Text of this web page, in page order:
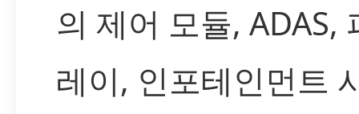
의 제어 모듈, ADAS,
레이, 인포테인먼트